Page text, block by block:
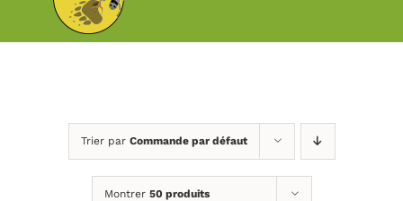
Trier par Commande par défaut
Montrer 50 produits